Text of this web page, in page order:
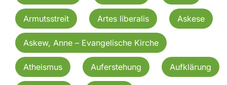
Armutsstreit Artes liberalis Askese
Askew, Anne – Evangelische Kirche
Atheismus Auferstehung Aufklärung